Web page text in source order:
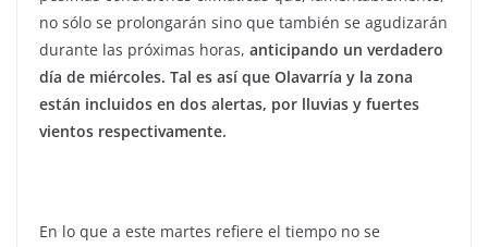
no sólo se prolongarán sino que también se agudizarán
durante las próximas horas, anticipando un verdadero
día de miércoles. Tal es así que Olavarría y la zona
están incluidos en dos alertas, por lluvias y fuertes
vientos respectivamente.
En lo que a este martes refiere el tiempo no se